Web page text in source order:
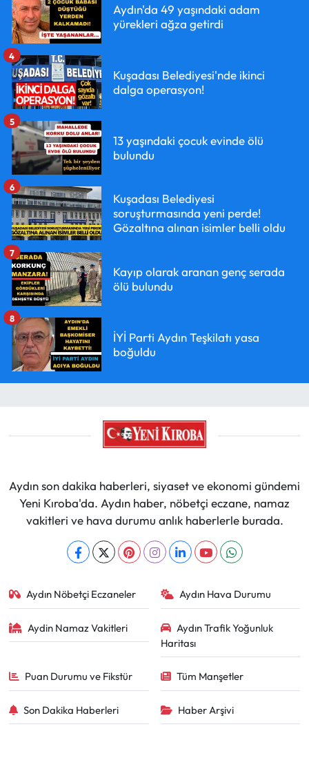
Aydın'da 49 yaşındaki adam
yürekleri ağza getirdi
Kuşadası Belediyesi'nde ikinci
dalga operasyon!
4
13 yaşındaki çocuk evinde ölü
bulundu
5
Kuşadası Belediyesi
soruşturmasında yeni perde!
Gözaltına alınan isimler belli oldu
6
Kayıp olarak aranan genç serada
ölü bulundu
7
İYİ Parti Aydın Teşkilatı yasa
boğuldu
8
Aydın son dakika haberleri, siyaset ve ekonomi gündemi
Yeni Kıroba'da. Aydın haber, nöbetçi eczane, namaz
vakitleri ve hava durumu anlık haberlerle burada.
Aydın Nöbetçi Eczaneler Aydın Hava Durumu
Aydin Namaz Vakitleri
Aydın Trafik Yoğunluk
Haritası
Puan Durumu ve Fikstür Tüm Manşetler
Son Dakika Haberleri Haber Arşivi